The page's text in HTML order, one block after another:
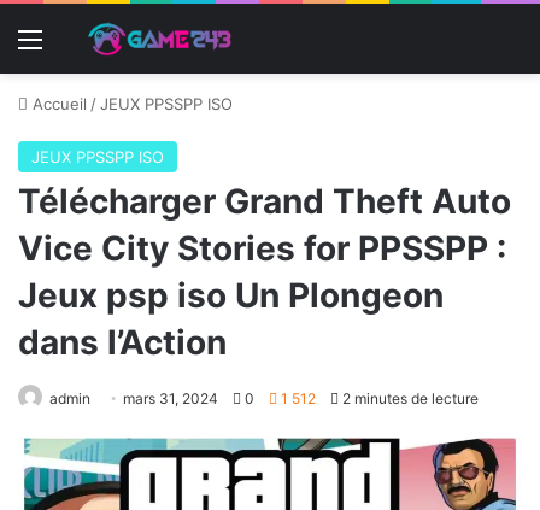
Menu
Accueil /JEUX PPSSPP ISO
JEUX PPSSPP ISO
Télécharger Grand Theft Auto
Vice City Stories for PPSSPP :
Jeux psp iso Un Plongeon
dans l’Action
admin mars 31, 2024 0 1 512 2 minutes de lecture